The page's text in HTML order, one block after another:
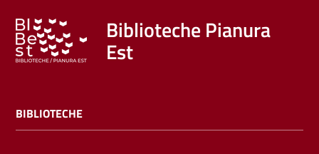
Trova
libri
e
film
Calendario
Biblioteche Pianura
Est
BIBLIOTECHE